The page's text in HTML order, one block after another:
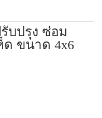
บปรุง ซ่อม
ด ขนาด 4x6